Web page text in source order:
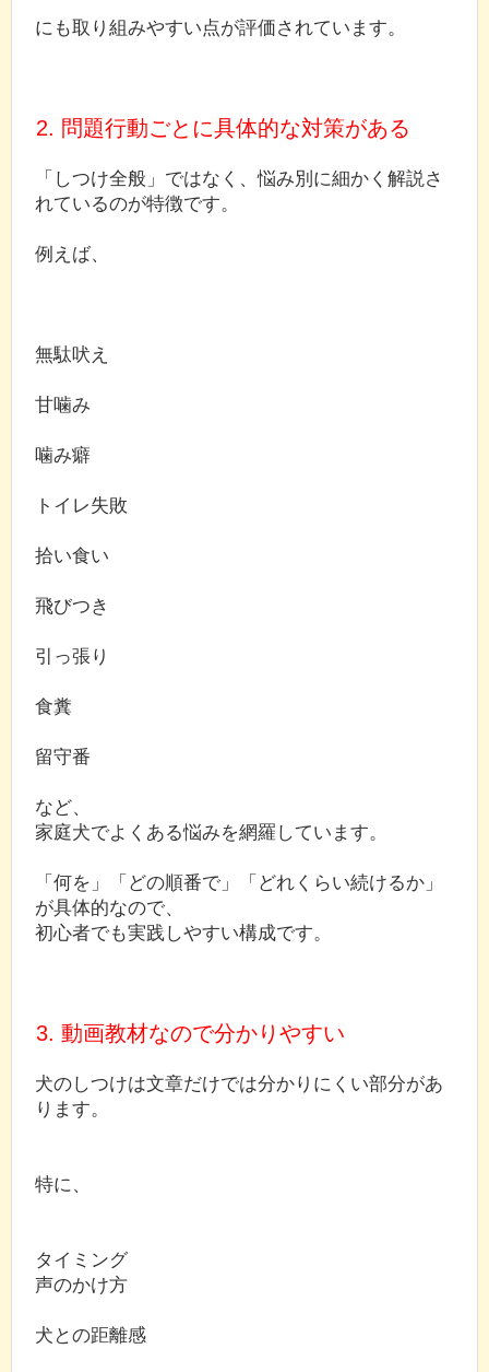
にも取り組みやすい点が評価されています。
2. 問題行動ごとに具体的な対策がある
「しつけ全般」ではなく、悩み別に細かく解説さ
れているのが特徴です。
例えば、
無駄吠え
甘噛み
噛み癖
トイレ失敗
拾い食い
飛びつき
引っ張り
食糞
留守番
など、
家庭犬でよくある悩みを網羅しています。
「何を」「どの順番で」「どれくらい続けるか」
が具体的なので、
初心者でも実践しやすい構成です。
3. 動画教材なので分かりやすい
犬のしつけは文章だけでは分かりにくい部分があ
ります。
特に、
タイミング
声のかけ方
犬との距離感